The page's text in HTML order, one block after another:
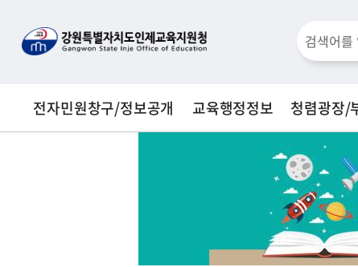
검
창
합
검
색
전자민원창구/정보공개 교육행정정보 청렴광장/